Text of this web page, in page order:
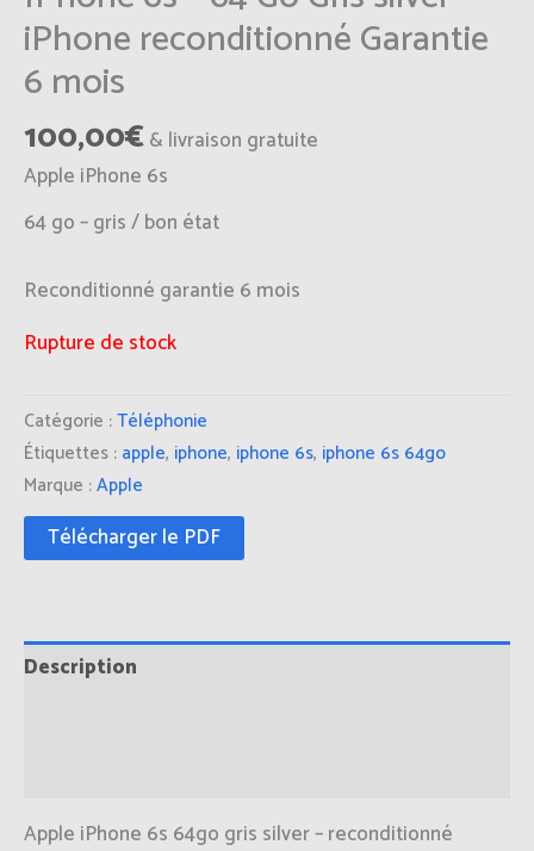
iPhone reconditionné Garantie
6 mois
100,00€& livraison gratuite
Apple iPhone 6s
64 go – gris / bon état
Reconditionné garantie 6 mois
Rupture de stock
Catégorie :Téléphonie
Étiquettes : apple, iphone, iphone 6s, iphone 6s 64go
Marque :Apple
Télécharger le PDF
Description
Apple iPhone 6s 64go gris silver – reconditionné